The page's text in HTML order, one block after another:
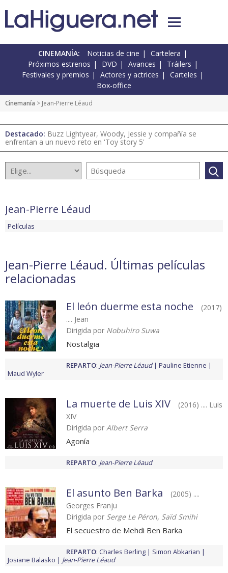
CINEMANÍA: Noticias de cine
Cartelera
Próximos estrenos
DVD Avances
Tráilers
Festivales y premios
Actores y actrices
Carteles
Box-office
Cinemanía > Jean-Pierre Léaud
Destacado: Buzz Lightyear, Woody, Jessie y compañía se
enfrentan a un nuevo reto en 'Toy story 5'
Jean-Pierre Léaud
Películas
Jean-Pierre Léaud. Últimas películas
relacionadas
El león duerme esta noche
(2017)
.... Jean
Dirigida por Nobuhiro Suwa
Nostalgia
REPARTO: Jean-Pierre Léaud
Pauline Etienne
Maud Wyler
La muerte de Luis XIV
(2016) .... Luis
XIV
Dirigida por Albert Serra
Agonía
REPARTO: Jean-Pierre Léaud
El asunto Ben Barka
(2005) ....
Georges Franju
Dirigida por Serge Le Péron, Saïd Smihi
El secuestro de Mehdi Ben Barka
REPARTO: Charles Berling
Simon Abkarian
Josiane Balasko
Jean-Pierre Léaud